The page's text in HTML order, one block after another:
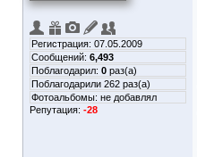
Регистрация: 07.05.2009
Сообщений: 6,493
Поблагодарил: 0 раз(а)
Поблагодарили 262 раз(а)
Фотоальбомы: не добавлял
Репутация: -28